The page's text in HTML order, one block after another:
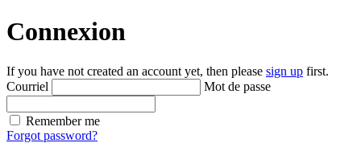
Connexion
If you have not created an account yet, then please sign up first.
Courriel
Mot de passe
Remember me
Forgot password?